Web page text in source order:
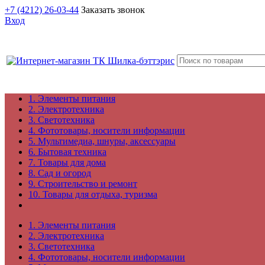
+7 (4212) 26-03-44 Заказать звонок
Вход
1. Элементы питания
2. Электротехника
3. Светотехника
4. Фототовары, носители информации
5. Мультимедиа, шнуры, аксессуары
6. Бытовая техника
7. Товары для дома
8. Сад и огород
9. Строительство и ремонт
10. Товары для отдыха, туризма
1. Элементы питания
2. Электротехника
3. Светотехника
4. Фототовары, носители информации